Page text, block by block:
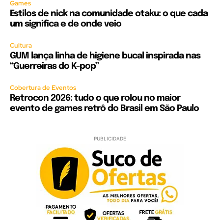
Games
Estilos de nick na comunidade otaku: o que cada
um significa e de onde veio
Cultura
GUM lança linha de higiene bucal inspirada nas
“Guerreiras do K-pop”
Cobertura de Eventos
Retrocon 2026: tudo o que rolou no maior
evento de games retrô do Brasil em São Paulo
PUBLICIDADE